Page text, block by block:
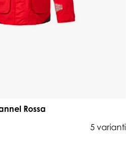
Rossa
5 varianti